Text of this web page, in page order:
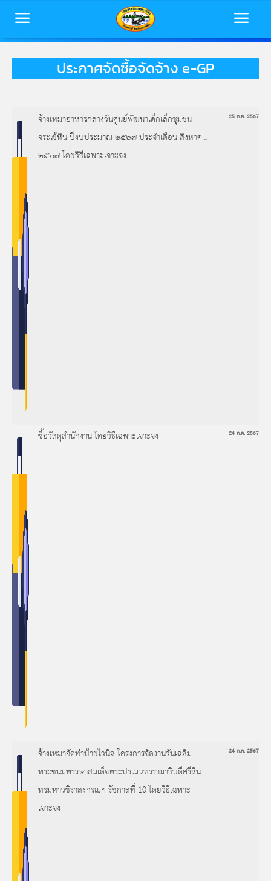
หน้าหลัก
บุคลากร
ข่าวสารเทศบาล
ติดต่อเทศบาล
ประกาศจัดซื้อจัดจ้าง e-GP
จ้างเหมาอาหารกลางวันศูนย์พัฒนาเด็กเล็กชุมชน
จระเข้หิน ปีงบประมาณ ๒๕๖๗ ประจำเดือน สิงหาคม
๒๕๖๗ โดยวิธีเฉพาะเจาะจง
25 ก.ค. 2567
ซื้อวัสดุสำนักงาน โดยวิธีเฉพาะเจาะจง 24 ก.ค. 2567
จ้างเหมาจัดทำป้ายไวนิล โครงการจัดงานวันเฉลิม
พระชนมพรรษาสมเด็จพระปรเมนทรรามาธิบดีศรีสิน
ทรมหาวชิราลงกรณฯ รัชกาลที่ 10 โดยวิธีเฉพาะ
เจาะจง
24 ก.ค. 2567